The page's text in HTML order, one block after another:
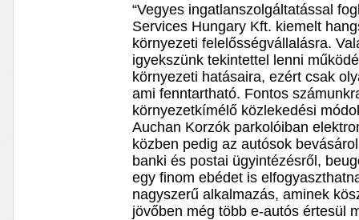
“Vegyes ingatlanszolgáltatással
Services Hungary Kft. kiemelt
környezeti felelősségvállalásra.
igyekszünk tekintettel lenni
környezeti hatásaira, ezért csak
ami fenntartható. Fontos
környezetkímélő közlekedési
Auchan Korzók parkolóiban
közben pedig az autósok
banki és postai ügyintézésről,
egy finom ebédet is
nagyszerű alkalmazás, aminek
jövőben még több e-autós értesül